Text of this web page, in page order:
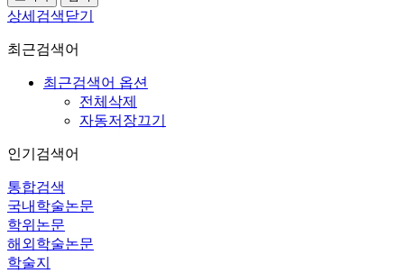
상세검색닫기
최근검색어
최근검색어 옵션
전체삭제
자동저장끄기
인기검색어
통합검색
국내학술논문
학위논문
해외학술논문
학술지